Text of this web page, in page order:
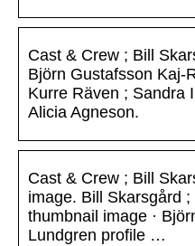
Cast & Crew ; Bill
Björn Gustafsson Kaj-
Kurre Räven ; Sandra
Alicia Agneson.
Cast & Crew ; Bill
image. Bill Skarsgård
thumbnail image ·
Lundgren profile …